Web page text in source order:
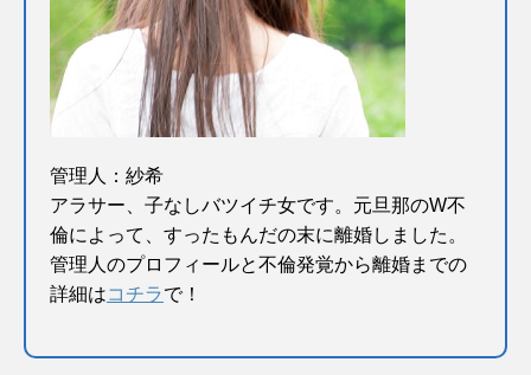
管理人：紗希
アラサー、子なしバツイチ女です。元旦那のW不
倫によって、すったもんだの末に離婚しました。
管理人のプロフィールと不倫発覚から離婚までの
詳細はコチラで！